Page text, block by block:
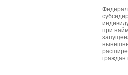
при
граждан